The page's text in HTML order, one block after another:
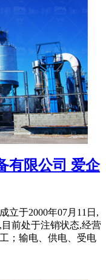
有限公司 爱企
立于2000年07月11日,
前处于注销状态,经营
；输电、供电、受电